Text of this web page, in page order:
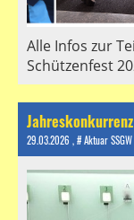
Alle Infos zur
Schützenfest
29.03.2026 , # Aktuar SSGW